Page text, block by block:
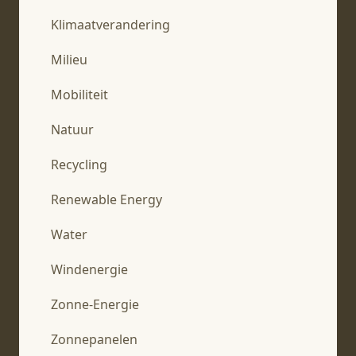
Klimaatverandering
Milieu
Mobiliteit
Natuur
Recycling
Renewable Energy
Water
Windenergie
Zonne-Energie
Zonnepanelen